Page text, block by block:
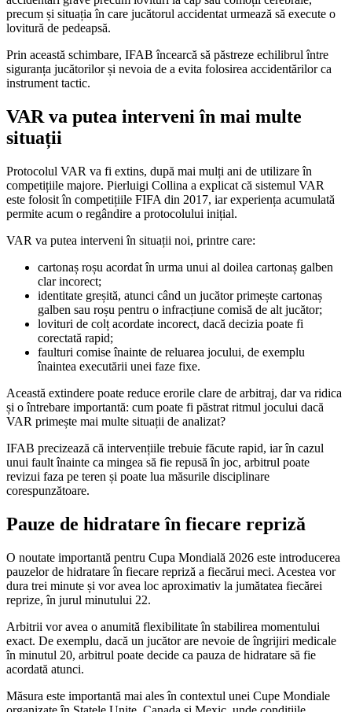
precum și situația în care jucătorul accidentat urmează să execute o
lovitură de pedeapsă.
Prin această schimbare, IFAB încearcă să păstreze echilibrul între
siguranța jucătorilor și nevoia de a evita folosirea accidentărilor ca
instrument tactic.
VAR va putea interveni în mai multe
situații
Protocolul VAR va fi extins, după mai mulți ani de utilizare în
competițiile majore. Pierluigi Collina a explicat că sistemul VAR
este folosit în competițiile FIFA din 2017, iar experiența acumulată
permite acum o regândire a protocolului inițial.
VAR va putea interveni în situații noi, printre care:
cartonaș roșu acordat în urma unui al doilea cartonaș galben
clar incorect;
identitate greșită, atunci când un jucător primește cartonaș
galben sau roșu pentru o infracțiune comisă de alt jucător;
lovituri de colț acordate incorect, dacă decizia poate fi
corectată rapid;
faulturi comise înainte de reluarea jocului, de exemplu
înaintea executării unei faze fixe.
Această extindere poate reduce erorile clare de arbitraj, dar va ridica
și o întrebare importantă: cum poate fi păstrat ritmul jocului dacă
VAR primește mai multe situații de analizat?
IFAB precizează că intervențiile trebuie făcute rapid, iar în cazul
unui fault înainte ca mingea să fie repusă în joc, arbitrul poate
revizui faza pe teren și poate lua măsurile disciplinare
corespunzătoare.
Pauze de hidratare în fiecare repriză
O noutate importantă pentru Cupa Mondială 2026 este introducerea
pauzelor de hidratare în fiecare repriză a fiecărui meci. Acestea vor
dura trei minute și vor avea loc aproximativ la jumătatea fiecărei
reprize, în jurul minutului 22.
Arbitrii vor avea o anumită flexibilitate în stabilirea momentului
exact. De exemplu, dacă un jucător are nevoie de îngrijiri medicale
în minutul 20, arbitrul poate decide ca pauza de hidratare să fie
acordată atunci.
Măsura este importantă mai ales în contextul unei Cupe Mondiale